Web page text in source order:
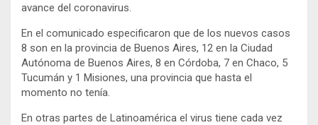
avance del coronavirus.
En el comunicado especificaron que de los nuevos casos
8 son en la provincia de Buenos Aires, 12 en la Ciudad
Autónoma de Buenos Aires, 8 en Córdoba, 7 en Chaco, 5
Tucumán y 1 Misiones, una provincia que hasta el
momento no tenía.
En otras partes de Latinoamérica el virus tiene cada vez